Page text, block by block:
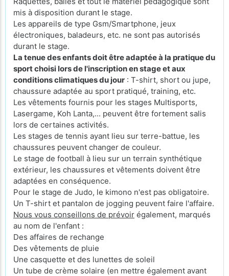
mis à disposition durant le stage.
Les appareils de type Gsm/Smartphone, jeux
électroniques, baladeurs, etc. ne sont pas autorisés
durant le stage.
La tenue des enfants doit être adaptée à la pratique du
sport choisi lors de l'inscription en stage et aux
conditions climatiques du jour : T-shirt, short ou jupe,
chaussure adaptée au sport pratiqué, training, etc.
Les vêtements fournis pour les stages Multisports,
Lasergame, Koh Lanta,... peuvent être fortement salis
lors de certaines activités.
Les stages de tennis ayant lieu sur terre-battue, les
chaussures peuvent changer de couleur.
Le stage de football à lieu sur un terrain synthétique
extérieur, les chaussures et vêtements doivent être
adaptées en conséquence.
Pour le stage de Judo, le kimono n'est pas obligatoire.
Un T-shirt et pantalon de jogging peuvent faire l'affaire.
Nous vous conseillons de prévoir également, marqués
au nom de l'enfant :
Des affaires de rechange
Des vêtements de pluie
Une casquette et des lunettes de soleil
Un tube de crème solaire (en mettre également avant